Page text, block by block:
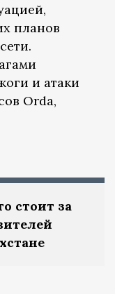
планов
и атаки
Orda,
стоит за